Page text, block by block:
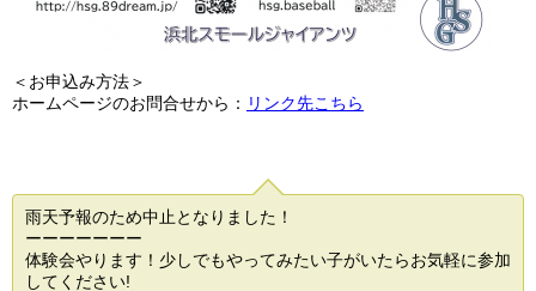
＜お申込み方法＞
ホームページのお問合せから： リンク先こちら
雨天予報のため中止となりました！
ーーーーーーー
体験会やります！少しでもやってみたい子がいたらお気軽に参加
してください!